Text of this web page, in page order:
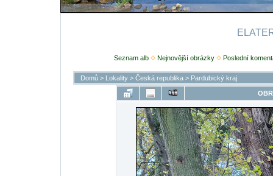
Seznam alb Nejnovější obrázky Poslední
Domů> Lokality> Česká republika> Pardubický kraj